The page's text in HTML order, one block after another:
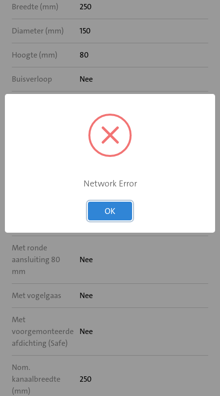
Breedte (mm) 250
Diameter (mm) 150
Hoogte (mm) 80
Buisverloop Nee
Nee
Nee
Nee
Nee
Met ronde
aansluiting 80
mm
Nee
Met vogelgaas Nee
Met
voorgemonteerde
afdichting (Safe)
Nee
Nom.
kanaalbreedte
(mm)
250
Network Error
OK